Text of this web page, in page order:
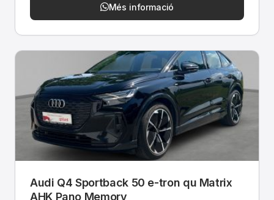
Més informació
Audi Q4 Sportback 50 e-tron qu Matrix
AHK Pano Memory